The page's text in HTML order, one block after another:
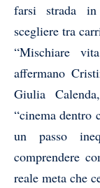
farsi strada in
scegliere tra
“Mischiare
affermano
Giulia
“cinema dentro
un passo
comprendere
reale meta che